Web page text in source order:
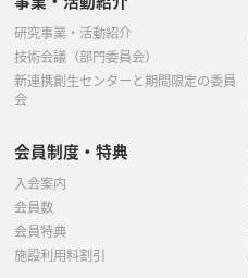
研究事業・活動紹介
技術会議（部門委員会）
新連携創生センターと期間限定の委員
会
会員制度・特典
入会案内
会員数
会員特典
施設利用料割引